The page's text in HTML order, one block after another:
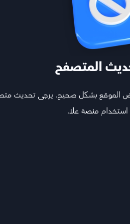
المتصفح
الموقع بشكل صحيح. يرجى تحديث
استخدام منصة علا.